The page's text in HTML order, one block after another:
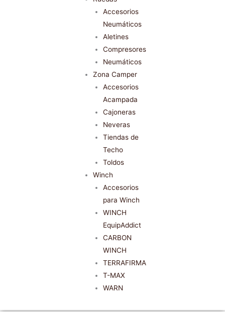
Accesorios
Neumáticos
Aletines
Compresores
Neumáticos
Zona Camper
Accesorios
Acampada
Cajoneras
Neveras
Tiendas de
Techo
Toldos
Winch
Accesorios
para Winch
WINCH
EquipAddict
CARBON
WINCH
TERRAFIRMA
T-MAX
WARN